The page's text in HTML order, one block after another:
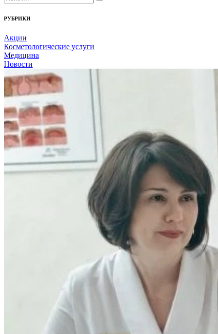
РУБРИКИ
Акции
Косметологические услуги
Медицина
Новости